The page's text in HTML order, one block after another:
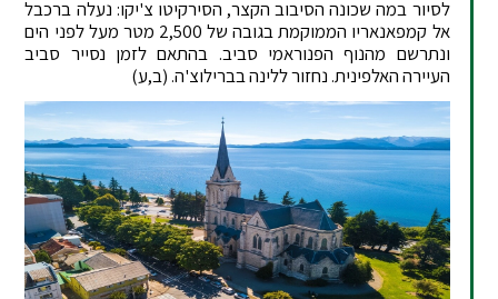
לסיור במה שכונה הסיבוב הקצר, הסירקיטו צ'יקו: נעלה ברכבל
אל קמפאנאריו הממוקמת בגובה של 2,500 מטר מעל לפני הים
ונתרשם מהנוף הפנוראמי סביב. בהתאם לזמן נסייר סביב
העיירה האלפינית. נחזור ללינה בברילוצ'ה. (ב,ע)